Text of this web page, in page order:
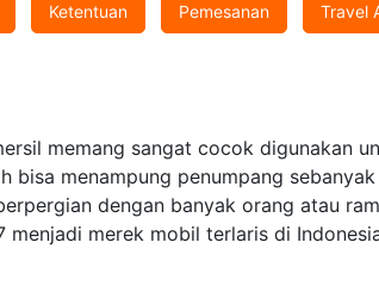
Ketentuan Pemesanan Travel
memang sangat cocok digunakan
menampung penumpang
dengan banyak orang atau
merek mobil terlaris di